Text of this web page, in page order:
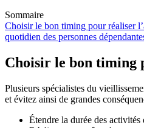
Sommaire
Choisir le bon timing pour réaliser
quotidien des personnes
Choisir le bon timing
Plusieurs spécialistes du
et évitez ainsi de grandes
Étendre la durée des